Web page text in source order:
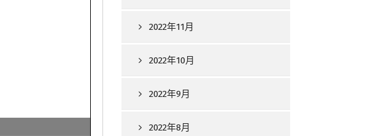
2022年11月
2022年10月
2022年9月
2022年8月